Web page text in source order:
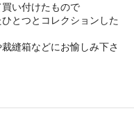
い付けたもので
とつとコレクションした
縫箱などにお愉しみ下さ